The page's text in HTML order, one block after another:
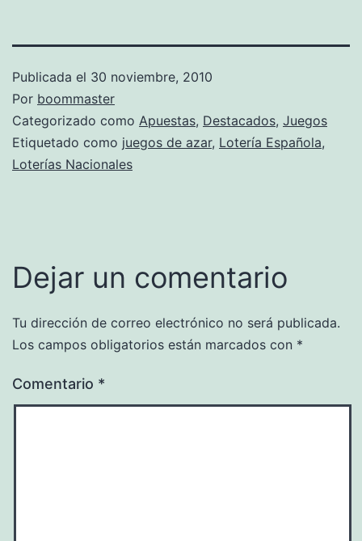
Publicada el 30 noviembre, 2010
Por boommaster
Categorizado como Apuestas, Destacados, Juegos
Etiquetado como juegos de azar, Lotería Española,
Loterías Nacionales
Dejar un comentario
Tu dirección de correo electrónico no será publicada.
Los campos obligatorios están marcados con *
Comentario *